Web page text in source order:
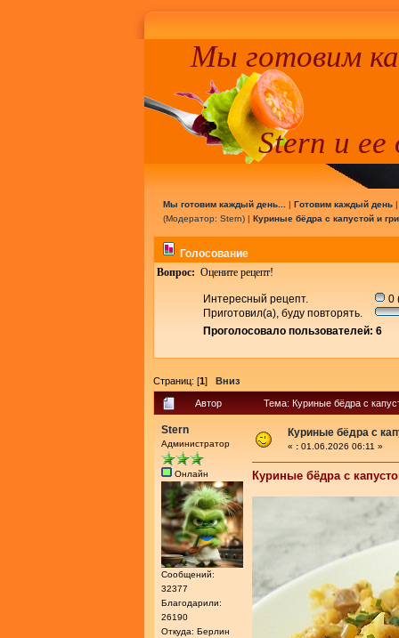
Мы готовим
Stern и ее
Мы готовим каждый день... | Готовим каждый день
(Модератор: Stern) | Куриные бёдра с капустой и
Голосование
Вопрос: Оцените рецепт!
Интересный рецепт.
0
Приготовил(а), буду повторять.
Проголосовало пользователей: 6
Страниц: [1] Вниз
Автор Тема: Куриные бёдра с
Stern
Администратор
Онлайн
Сообщений:
32377
Благодарили:
26190
Откуда: Берлин
Куриные бёдра с
« : 01.06.2026 06:11 »
Куриные бёдра с